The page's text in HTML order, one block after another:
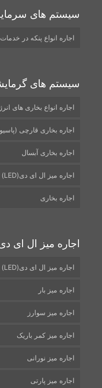
سیستم های
اجاره انواع پنکه در
سیستم های
اجاره انواع بخاری های
اجاره بخاری قارچی
اجاره بخاری آبسال
اجاره میز ال ای دی(LED)
اجاره بخاری
اجاره میز ال ای
اجاره میز ال ای دی(LED)
اجاره میز بار
اجاره میز سوارز
اجاره میز کمر باریک
اجاره میز نورانی
اجاره میز پارتی